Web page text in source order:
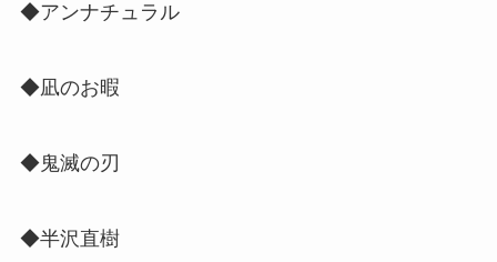
◆アンナチュラル
◆凪のお暇
◆鬼滅の刃
◆半沢直樹